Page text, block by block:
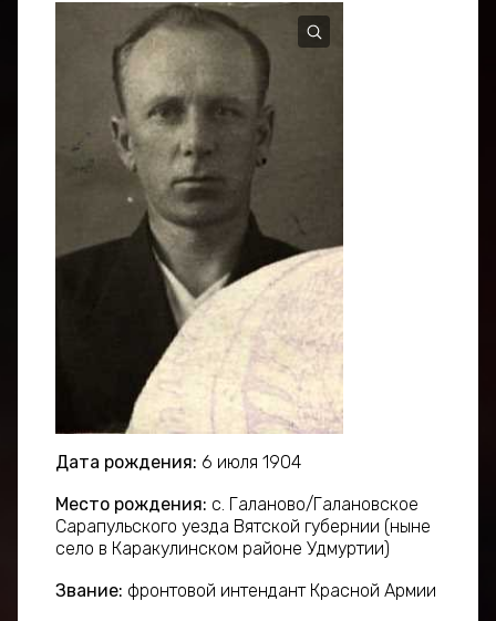
Дата рождения: 6 июля 1904
Место рождения: с. Галаново/Галановское
Сарапульского уезда Вятской губернии (ныне
село в Каракулинском районе Удмуртии)
Звание: фронтовой интендант Красной Армии